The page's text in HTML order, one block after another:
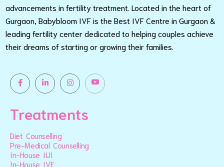
advancements in fertility treatment. Located in the heart of
Gurgaon, Babybloom IVF is the Best IVF Centre in Gurgaon &
leading fertility center dedicated to helping couples achieve
their dreams of starting or growing their families.
Treatments
Diet Counselling
Pre-Medical Counselling
In-House IUI
In-House IVF